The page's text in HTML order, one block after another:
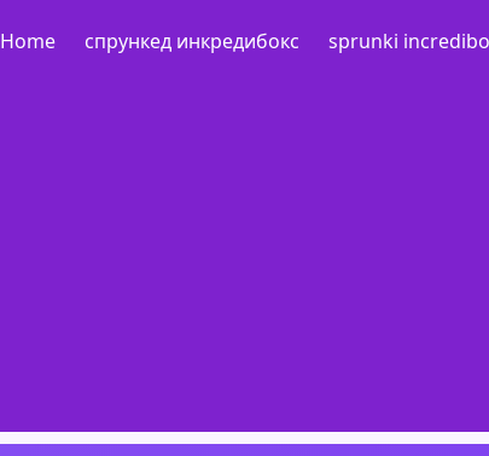
Home спрункед инкредибокс sprunki